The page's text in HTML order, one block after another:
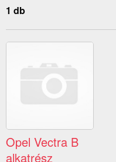
1 db
Opel Vectra B
alkatrész